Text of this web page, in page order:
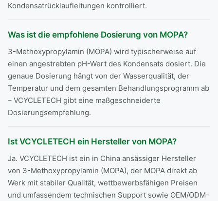
Kondensatrücklaufleitungen kontrolliert.
Was ist die empfohlene Dosierung von MOPA?
3-Methoxypropylamin (MOPA) wird typischerweise auf
einen angestrebten pH-Wert des Kondensats dosiert. Die
genaue Dosierung hängt von der Wasserqualität, der
Temperatur und dem gesamten Behandlungsprogramm ab
– VCYCLETECH gibt eine maßgeschneiderte
Dosierungsempfehlung.
Ist VCYCLETECH ein Hersteller von MOPA?
Ja. VCYCLETECH ist ein in China ansässiger Hersteller
von 3-Methoxypropylamin (MOPA), der MOPA direkt ab
Werk mit stabiler Qualität, wettbewerbsfähigen Preisen
und umfassendem technischen Support sowie OEM/ODM-